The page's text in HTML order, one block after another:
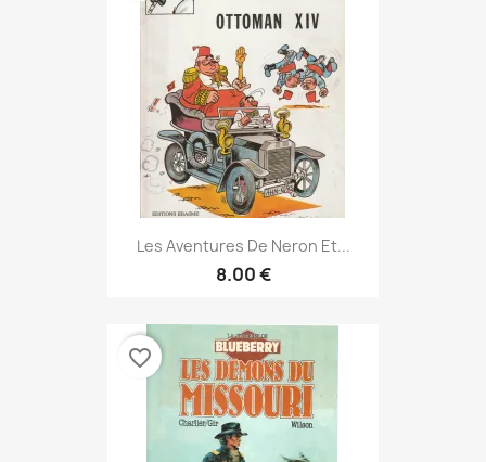
Les Aventures De Neron Et...
8.00 €
favorite_border